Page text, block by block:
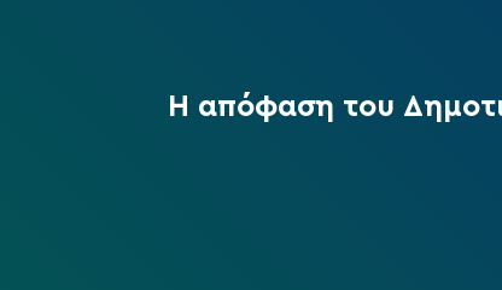
Η απόφαση του